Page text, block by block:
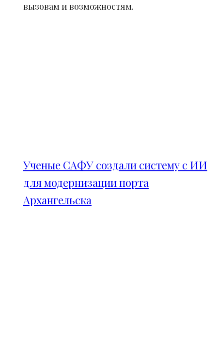
вызовам и возможностям.
Ученые САФУ создали систему с ИИ
для модернизации порта
Архангельска